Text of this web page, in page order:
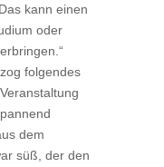
kann einen
oder
folgendes
dem
süß, der den